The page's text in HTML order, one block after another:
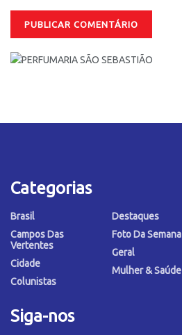
Categorias
Brasil
Campos Das
Vertentes
Cidade
Colunistas
Destaques
Foto Da Semana
Geral
Mulher & Saúde
Siga-nos